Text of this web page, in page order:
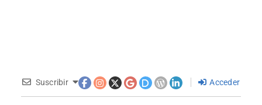
Suscribir Acceder